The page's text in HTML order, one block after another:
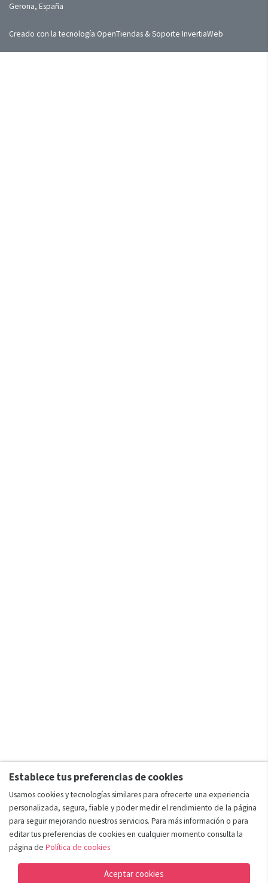
Gerona, España
Creado con la tecnología OpenTiendas & Soporte InvertiaWeb
Establece tus preferencias de cookies
Usamos cookies y tecnologías similares para ofrecerte una experiencia
personalizada, segura, fiable y poder medir el rendimiento de la página
para seguir mejorando nuestros servicios. Para más información o para
editar tus preferencias de cookies en cualquier momento consulta la
página de Política de cookies
Aceptar cookies